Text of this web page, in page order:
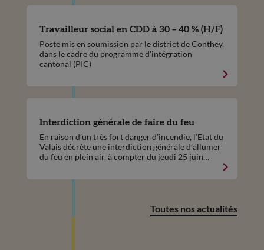
Travailleur social en CDD à 30 – 40 % (H/F)
Poste mis en soumission par le district de Conthey,
dans le cadre du programme d'intégration
cantonal (PIC)
Interdiction générale de faire du feu
En raison d’un très fort danger d’incendie, l’Etat du
Valais décrète une interdiction générale d’allumer
du feu en plein air, à compter du jeudi 25 juin
Toutes nos actualités